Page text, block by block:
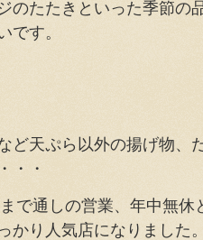
のたたきといった季節の
です。
ど天ぷら以外の揚げ物、
・・
で通しの営業、年中無
かり人気店になりました